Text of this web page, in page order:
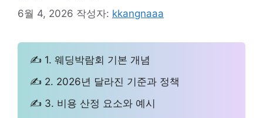
6월 4, 2026 작성자: kkangnaaa
✍ 1. 웨딩박람회 기본 개념
✍ 2. 2026년 달라진 기준과 정책
✍ 3. 비용 산정 요소와 예시